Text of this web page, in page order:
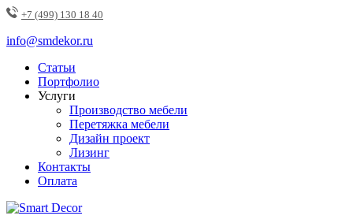
+7 (499) 130 18 40
info@smdekor.ru
Статьи
Портфолио
Услуги
Производство мебели
Перетяжка мебели
Дизайн проект
Лизинг
Контакты
Оплата